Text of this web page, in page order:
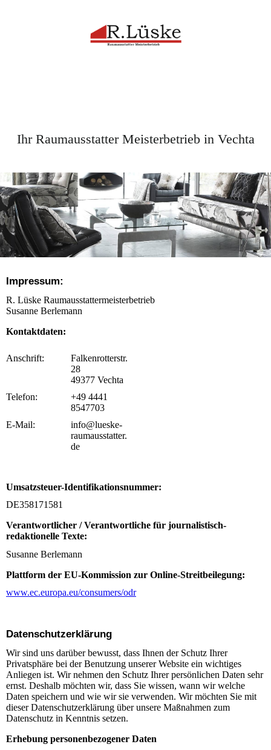
Ihr Raumausstatter Meisterbetrieb in Vechta
Impressum:
R. Lüske Raumausstattermeisterbetrieb
Susanne Berlemann
Kontaktdaten:
Anschrift:
Falkenrotterstr.
28
49377 Vechta
Telefon:
+49 4441
8547703
E-Mail:
info@lueske-
raumausstatter.
de
Umsatzsteuer-Identifikationsnummer:
DE358171581
Verantwortlicher / Verantwortliche für journalistisch-
redaktionelle Texte:
Susanne Berlemann
Plattform der EU-Kommission zur Online-Streitbeilegung:
www.ec.europa.eu/consumers/odr
Datenschutz­erklärung
Wir sind uns darüber bewusst, dass Ihnen der Schutz Ihrer
Privatsphäre bei der Benutzung unserer Website ein wichtiges
Anliegen ist. Wir nehmen den Schutz Ihrer persönlichen Daten sehr
ernst. Deshalb möchten wir, dass Sie wissen, wann wir welche
Daten speichern und wie wir sie verwenden. Wir möchten Sie mit
dieser Datenschutzerklärung über unsere Maßnahmen zum
Datenschutz in Kenntnis setzen.
Erhebung personenbezogener Daten